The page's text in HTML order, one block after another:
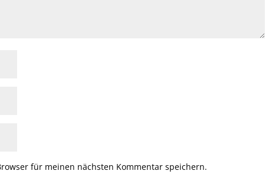
für meinen nächsten Kommentar speichern.